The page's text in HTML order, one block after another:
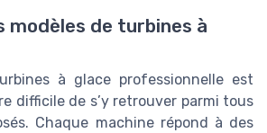
modèles de turbines à
à glace professionnelle est
difficile de s’y retrouver parmi tous
Chaque machine répond à des